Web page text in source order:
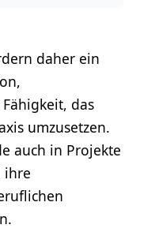
daher ein
das
umzusetzen.
auch in Projekte
ihre